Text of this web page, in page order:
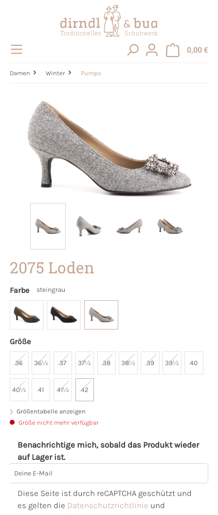
0,00 €
Damen Winter Pumps
2075 Loden
Farbe steingrau
Größe
36 36½ 37 37½ 38 38½ 39 39½ 40
40½ 41 41½ 42
Größentabelle anzeigen
Größe nicht mehr verfügbar
Benachrichtige mich, sobald das Produkt wieder
auf Lager ist.
Deine E-Mail
Diese Seite ist durch reCAPTCHA geschützt und
es gelten die Datenschutzrichtlinie und